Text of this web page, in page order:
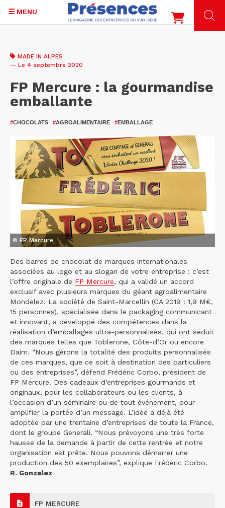
contenu
MENU
MADE IN ALPES
— Le 4 septembre 2020
FP Mercure : la gourmandise
emballante
#CHOCOLATS #AGROALIMENTAIRE #EMBALLAGE
© FP Mercure
Des barres de chocolat de marques internationales
associées au logo et au slogan de votre entreprise : c’est
l’offre originale de FP Mercure, qui a validé un accord
exclusif avec plusieurs marques du géant agroalimentaire
Mondelez. La société de Saint-Marcellin (CA 2019 : 1,9 M€,
15 personnes), spécialisée dans le packaging communicant
et innovant, a développé des compétences dans la
réalisation d’emballages ultra-personnalisés, qui ont séduit
des marques telles que Toblerone, Côte-d’Or ou encore
Daim. “Nous gérons la totalité des produits personnalisés
de ces marques, que ce soit à destination des particuliers
ou des entreprises”, défend Frédéric Corbo, président de
FP Mercure. Des cadeaux d’entreprises gourmands et
originaux, pour les collaborateurs ou les clients, à
l’occasion d’un séminaire ou de tout événement, pour
amplifier la portée d’un message. L’idée a déjà été
adoptée par une trentaine d’entreprises de toute la France,
dont le groupe Generali. “Nous prévoyons une très forte
hausse de la demande à partir de cette rentrée et notre
organisation est prête. Nous pouvons démarrer une
production dès 50 exemplaires”, explique Frédéric Corbo.
R. Gonzalez
FP MERCURE